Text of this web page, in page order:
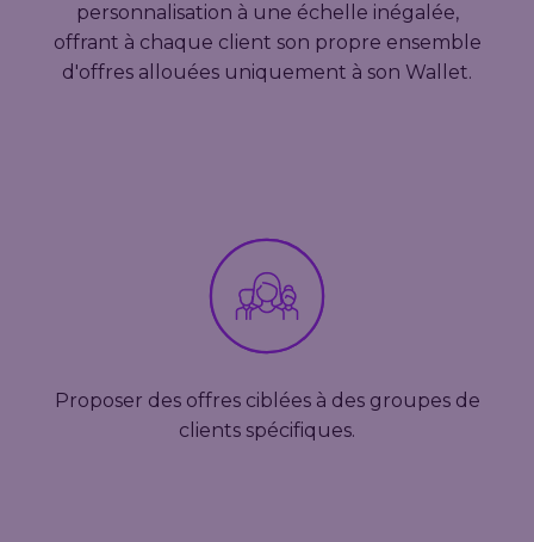
personnalisation à une échelle inégalée,
offrant à chaque client son propre ensemble
d'offres allouées uniquement à son Wallet.
Proposer des offres ciblées à des groupes de
clients spécifiques.